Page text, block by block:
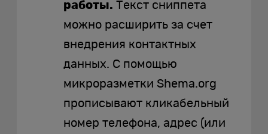
работы. Текст сниппета
можно расширить за счет
внедрения контактных
данных. С помощью
микроразметки Shema.org
прописывают кликабельный
номер телефона, адрес (или